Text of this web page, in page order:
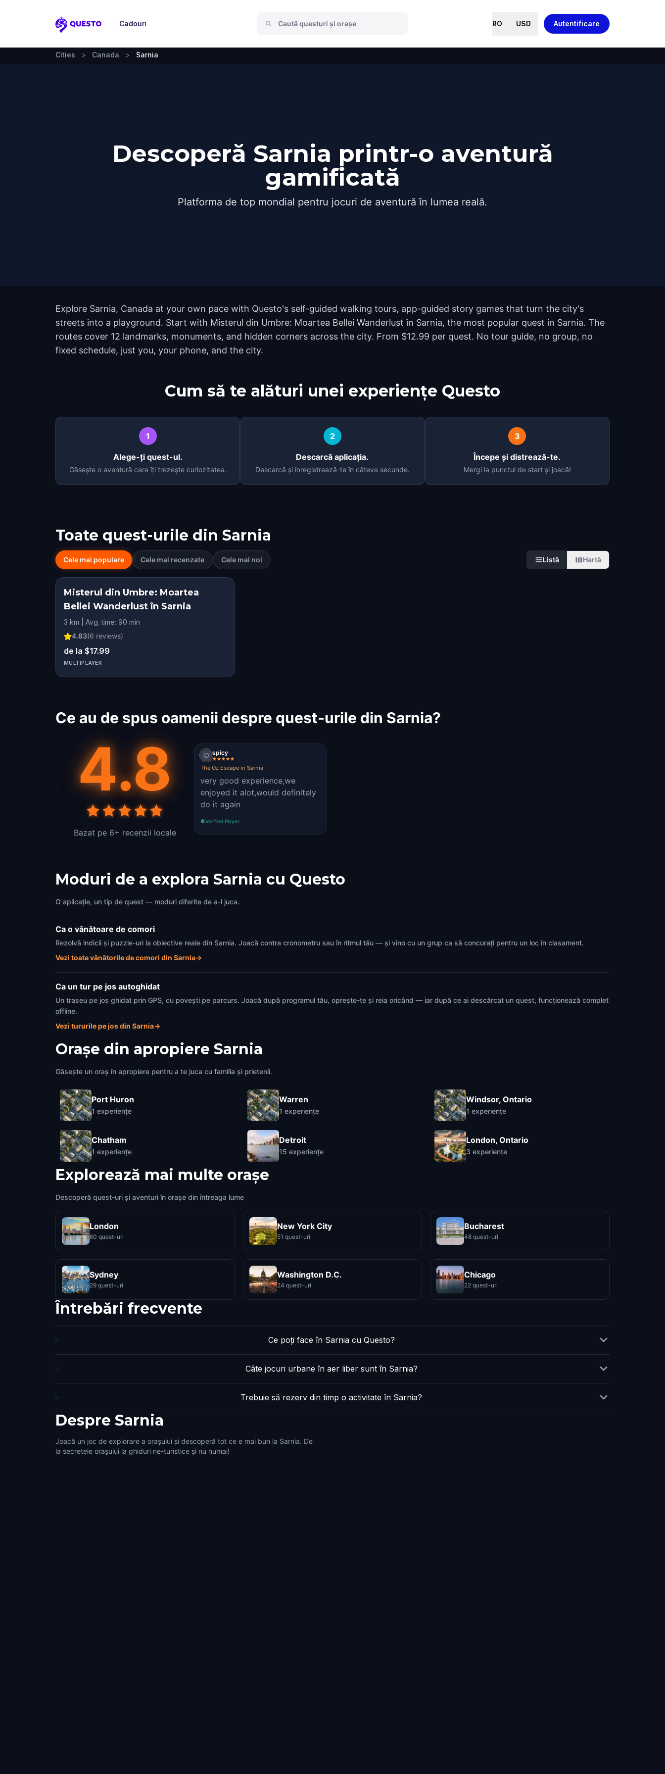
Questo
Cadouri RO USD Autentificare
Cities > Canada > Sarnia
Descoperă Sarnia printr-o aventură
gamificată
Platforma de top mondial pentru jocuri de aventură în lumea reală.
Explore Sarnia, Canada at your own pace with Questo's self-guided walking tours, app-guided story games that turn the city's
streets into a playground. Start with Misterul din Umbre: Moartea Bellei Wanderlust în Sarnia, the most popular quest in Sarnia. The
routes cover 12 landmarks, monuments, and hidden corners across the city. From $12.99 per quest. No tour guide, no group, no
fixed schedule, just you, your phone, and the city.
Cum să te alături unei experiențe Questo
1
Alege-ți quest-ul.
Găsește o aventură care îți trezește curiozitatea.
2
Descarcă aplicația.
Descarcă și înregistrează-te în câteva secunde.
3
Începe și distrează-te.
Mergi la punctul de start și joacă!
Toate quest-urile din Sarnia
Cele mai populare Cele mai recenzate Cele mai noi Listă Hartă
Misterul din Umbre: Moartea
Bellei Wanderlust în Sarnia
3 km | Avg. time: 90 min
4.83(6 reviews)
de la $17.99
MULTIPLAYER
Ce au de spus oamenii despre quest-urile din Sarnia?
4.8
Bazat pe 6+ recenzii locale
spicy
The Oz Escape in Sarnia
very good experience,we
enjoyed it alot,would definitely
do it again
Verified Player
Moduri de a explora Sarnia cu Questo
O aplicație, un tip de quest — moduri diferite de a-l juca.
Ca o vânătoare de comori
Rezolvă indicii și puzzle-uri la obiective reale din Sarnia. Joacă contra cronometru sau în ritmul tău — și vino cu un grup ca să concurați pentru un loc în clasament.
Vezi toate vânătorile de comori din Sarnia→
Ca un tur pe jos autoghidat
Un traseu pe jos ghidat prin GPS, cu povești pe parcurs. Joacă după programul tău, oprește-te și reia oricând — iar după ce ai descărcat un quest, funcționează complet
offline.
Vezi tururile pe jos din Sarnia→
Orașe din apropiere Sarnia
Găsește un oraș în apropiere pentru a te juca cu familia și prietenii.
Port Huron
1 experiențe
Chatham
1 experiențe
Warren
1 experiențe
Detroit
15 experiențe
Windsor, Ontario
1 experiențe
London, Ontario
3 experiențe
Explorează mai multe orașe
Descoperă quest-uri și aventuri în orașe din întreaga lume
London
60 quest-uri
New York City
51 quest-uri
Bucharest
48 quest-uri
Sydney
29 quest-uri
Washington D.C.
24 quest-uri
Chicago
22 quest-uri
Întrebări frecvente
Ce poți face în Sarnia cu Questo?
Câte jocuri urbane în aer liber sunt în Sarnia?
Trebuie să rezerv din timp o activitate în Sarnia?
Despre Sarnia
Joacă un joc de explorare a orașului și descoperă tot ce e mai bun la Sarnia. De
la secretele orașului la ghiduri ne-turistice și nu numai!